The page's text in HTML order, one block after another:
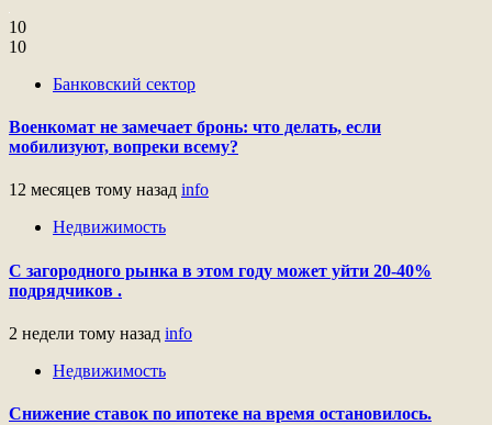
10
10
Банковский сектор
Военкомат не замечает бронь: что делать, если
мобилизуют, вопреки всему?
12 месяцев тому назад info
Недвижимость
С загородного рынка в этом году может уйти 20-40%
подрядчиков .
2 недели тому назад info
Недвижимость
Снижение ставок по ипотеке на время остановилось.